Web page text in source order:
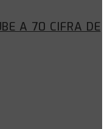
A 70 CIFRA DE